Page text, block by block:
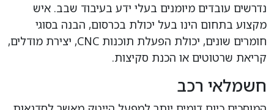
נדרשים עובדים מיומנים בעלי ידע בעיבוד שבב. איש
מקצוע בתחום הינו בעל יכולת בכרסום, הבנה בסוגי
חומרים שונים, יכולת הפעלת תוכנות CNC, יצירת מודלים,
קריאת שרטוטים או הכנת סקיצות.
חשמלאי רכב